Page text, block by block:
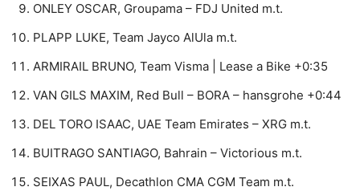
ONLEY OSCAR, Groupama – FDJ United m.t.
PLAPP LUKE, Team Jayco AlUla m.t.
ARMIRAIL BRUNO, Team Visma | Lease a Bike +0:35
VAN GILS MAXIM, Red Bull – BORA – hansgrohe +0:44
DEL TORO ISAAC, UAE Team Emirates – XRG m.t.
BUITRAGO SANTIAGO, Bahrain – Victorious m.t.
SEIXAS PAUL, Decathlon CMA CGM Team m.t.